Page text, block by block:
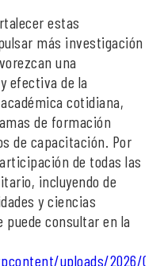
estas
más investigación
una
efectiva de la
cotidiana,
de formación
de capacitación. Por
de todas las
incluyendo de
y ciencias
consultar en la
uploads/2026/06/